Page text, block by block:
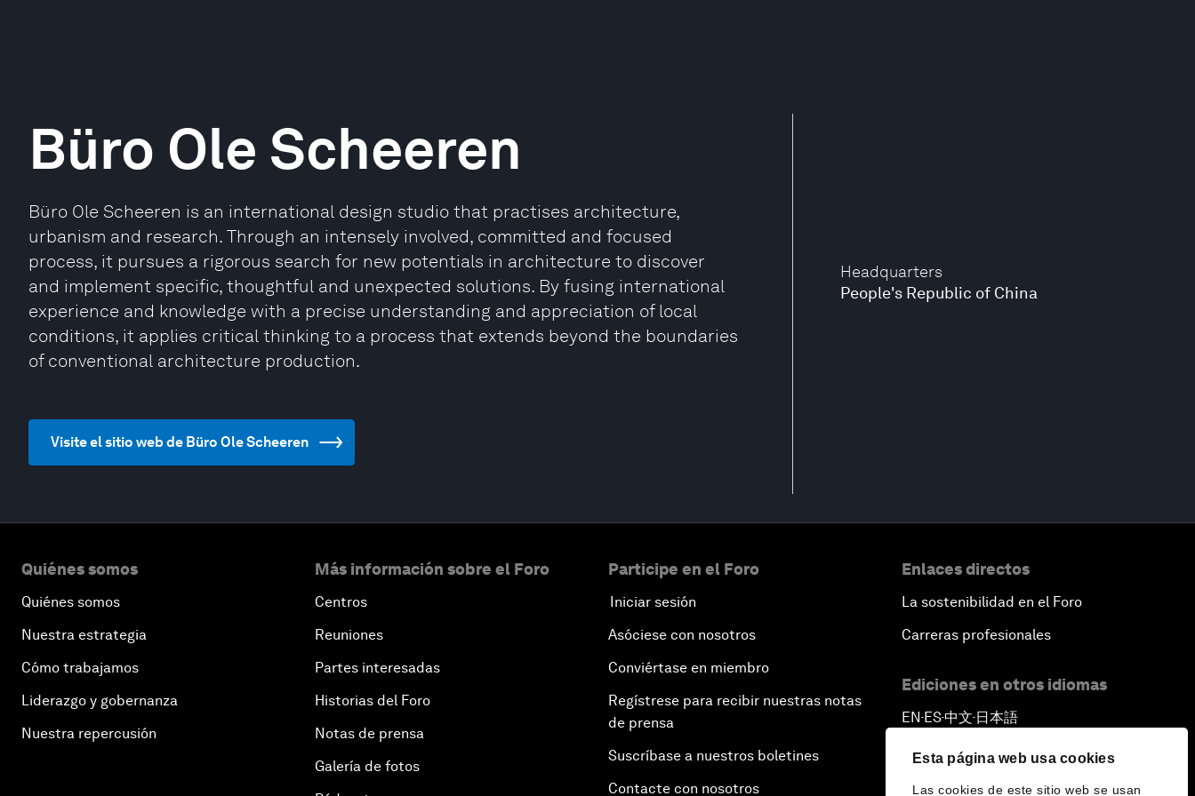
Esta página web usa cookies
Las cookies de este sitio web se usan
Headquarters
People's Republic of China
Büro Ole Scheeren
Büro Ole Scheeren is an international design studio that practises architecture,
urbanism and research. Through an intensely involved, committed and focused
process, it pursues a rigorous search for new potentials in architecture to discover
and implement specific, thoughtful and unexpected solutions. By fusing international
experience and knowledge with a precise understanding and appreciation of local
conditions, it applies critical thinking to a process that extends beyond the boundaries
of conventional architecture production.
Visite el sitio web de Büro Ole Scheeren
Quiénes somos
Quiénes somos
Nuestra estrategia
Cómo trabajamos
Liderazgo y gobernanza
Nuestra repercusión
Más información sobre el Foro
Centros
Reuniones
Partes interesadas
Historias del Foro
Notas de prensa
Galería de fotos
Participe en el Foro
Iniciar sesión
Asóciese con nosotros
Conviértase en miembro
Regístrese para recibir nuestras notas
de prensa
Suscríbase a nuestros boletines
Contacte con nosotros
Enlaces directos
La sostenibilidad en el Foro
Carreras profesionales
Ediciones en otros idiomas
EN ▪ES▪中文▪ 日本語